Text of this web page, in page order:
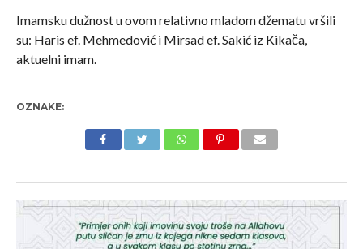
Imamsku dužnost u ovom relativno mladom džematu vršili
su: Haris ef. Mehmedović i Mirsad ef. Sakić iz Kikača,
aktuelni imam.
OZNAKE: